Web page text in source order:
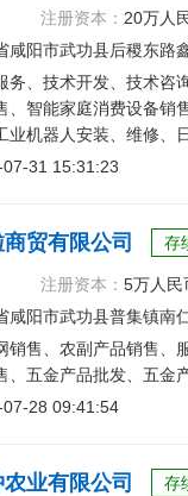
注册资本： 20万人
咸阳市武功县后稷东路
务、技术开发、技术咨
、智能家庭消费设备销
业机器人安装、维修、
械设备销售
07-31 15:31:23
贸有限公司 存
注册资本： 5万人民
咸阳市武功县普集镇南
销售、农副产品销售、
、五金产品批发、五金
07-28 09:41:54
业有限公司 存